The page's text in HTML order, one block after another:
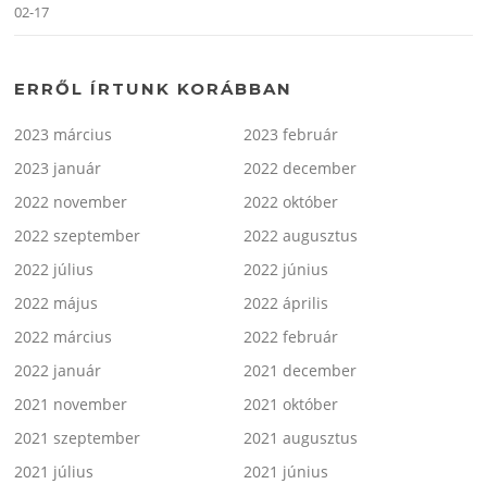
02-17
ERRŐL ÍRTUNK KORÁBBAN
2023 március
2023 február
2023 január
2022 december
2022 november
2022 október
2022 szeptember
2022 augusztus
2022 július
2022 június
2022 május
2022 április
2022 március
2022 február
2022 január
2021 december
2021 november
2021 október
2021 szeptember
2021 augusztus
2021 július
2021 június